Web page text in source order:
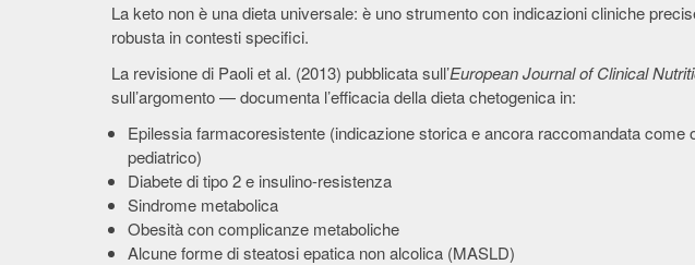
La keto non è una dieta universale: è uno strumento con indicazioni cliniche
robusta in contesti specifici.
La revisione di Paoli et al. (2013) pubblicata sull’European Journal of Clinical
sull’argomento — documenta l’efficacia della dieta chetogenica in:
Epilessia farmacoresistente (indicazione storica e ancora raccomandata come
pediatrico)
Diabete di tipo 2 e insulino-resistenza
Sindrome metabolica
Obesità con complicanze metaboliche
Alcune forme di steatosi epatica non alcolica (MASLD)